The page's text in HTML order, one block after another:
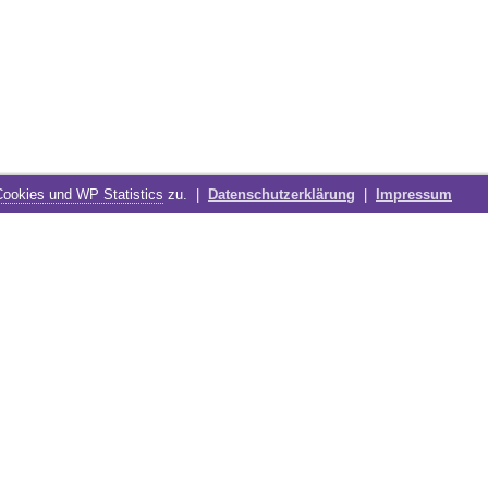
und WP Statistics zu. | Datenschutzerklärung Impressum